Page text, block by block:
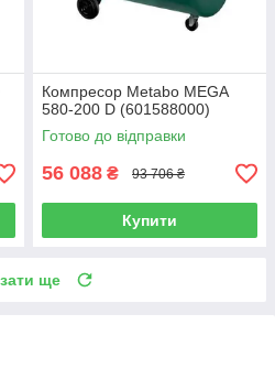
Компресор Metabo MEGA
580-200 D (601588000)
Готово до відправки
56 088 ₴ 93 706 ₴
Купити
ще